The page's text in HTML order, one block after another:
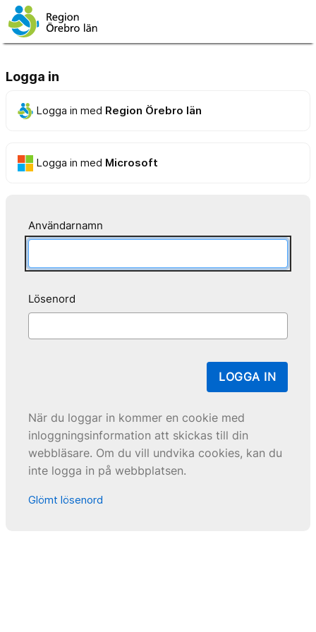
Logga in
Logga in med Region Örebro län
Logga in med Microsoft
Användarnamn
Lösenord
LOGGA IN
När du loggar in kommer en cookie med
inloggningsinformation att skickas till din
webbläsare. Om du vill undvika cookies, kan du
inte logga in på webbplatsen.
Glömt lösenord